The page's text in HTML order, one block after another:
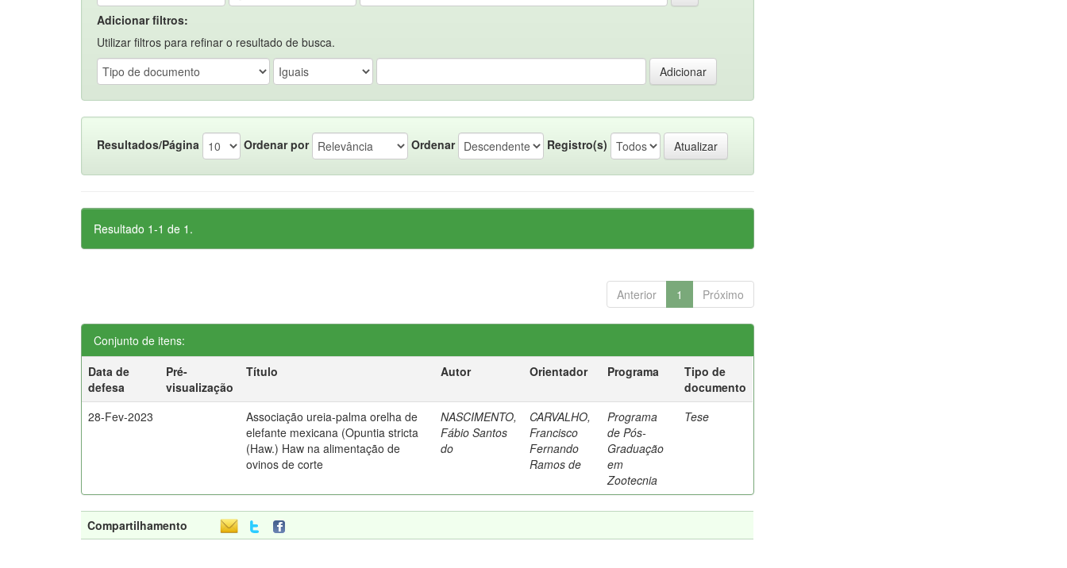
Adicionar filtros:
Utilizar filtros para refinar o resultado de busca.
Resultados/Página Ordenar por Ordenar Registro(s)
Resultado 1-1 de 1.
Anterior 1 Próximo
Conjunto de itens:
Data de
defesa
Pré-
visualização
Título Autor Orientador Programa
Tipo de
documento
28-Fev-2023
Associação ureia-palma orelha de
elefante mexicana (Opuntia stricta
(Haw.) Haw na alimentação de
ovinos de corte
NASCIMENTO,
Fábio Santos
do
CARVALHO,
Francisco
Fernando
Ramos de
Programa
de Pós-
Graduação
em
Zootecnia
Tese
Compartilhamento